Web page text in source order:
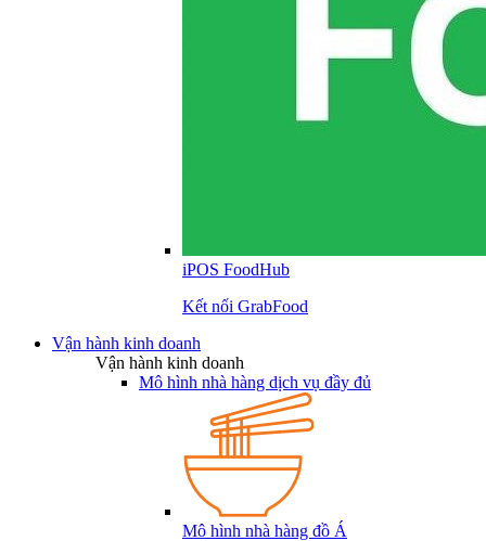
iPOS FoodHub
Kết nối GrabFood
Vận hành kinh doanh
Vận hành kinh doanh
Mô hình nhà hàng dịch vụ đầy đủ
Mô hình nhà hàng đồ Á